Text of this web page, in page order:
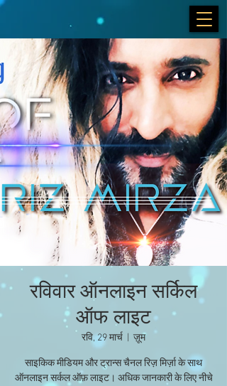
रविवार ऑनलाइन सर्किल
ऑफ लाइट
रवि, 29 मार्च ज़ूम
साइकिक मीडियम और ट्रान्स चैनल रिज़ मिर्ज़ा के साथ
ऑनलाइन सर्कल ऑफ़ लाइट। अधिक जानकारी के लिए नीचे